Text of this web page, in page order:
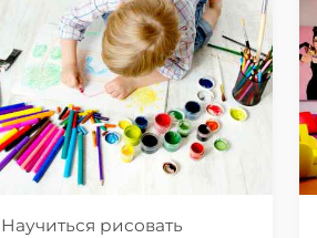
Научиться рисовать